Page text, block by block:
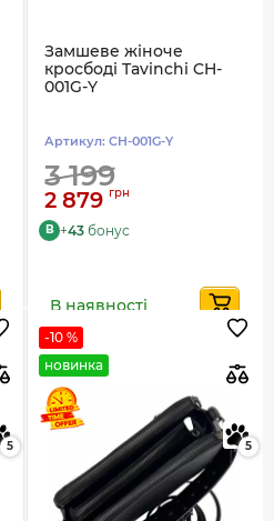
Замшеве жіноче
кросбоді Tavinchi CH-
001G-Y
Артикул: CH-001G-Y
3 199
2 879 грн
B +43 бонус
В наявності
5
-10 %
новинка
5